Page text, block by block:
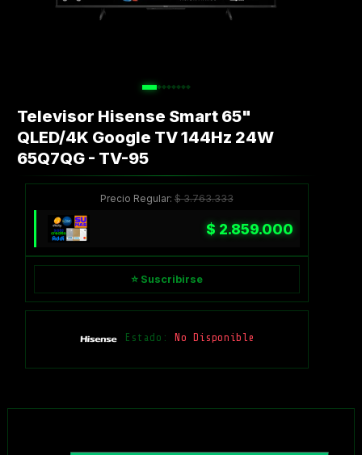
Televisor Hisense Smart 65"
QLED/4K Google TV 144Hz 24W
65Q7QG - TV-95
Precio Regular:$3.763.333
$ 2.859.000
⭐ Suscribirse
Estado: No Disponible